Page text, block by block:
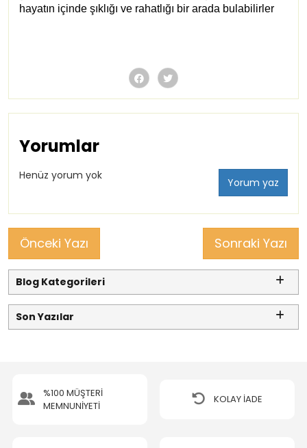
hayatın içinde şıklığı ve rahatlığı bir arada bulabilirler
Yorumlar
Henüz yorum yok
Yorum yaz
Önceki Yazı Sonraki Yazı
Blog Kategorileri
Son Yazılar
%100 MÜŞTERİ
MEMNUNİYETİ
KOLAY İADE